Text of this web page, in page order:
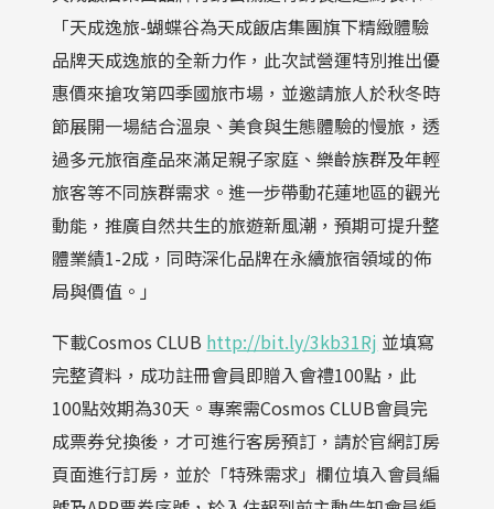
「天成逸旅-蝴蝶谷為天成飯店集團旗下精緻體驗
品牌天成逸旅的全新力作，此次試營運特別推出優
惠價來搶攻第四季國旅市場，並邀請旅人於秋冬時
節展開一場結合溫泉、美食與生態體驗的慢旅，透
過多元旅宿產品來滿足親子家庭、樂齡族群及年輕
旅客等不同族群需求。進一步帶動花蓮地區的觀光
動能，推廣自然共生的旅遊新風潮，預期可提升整
體業績1-2成，同時深化品牌在永續旅宿領域的佈
局與價值。」
下載Cosmos CLUB http://bit.ly/3kb31Rj 並填寫
完整資料，成功註冊會員即贈入會禮100點，此
100點效期為30天。專案需Cosmos CLUB會員完
成票券兌換後，才可進行客房預訂，請於官網訂房
頁面進行訂房，並於「特殊需求」欄位填入會員編